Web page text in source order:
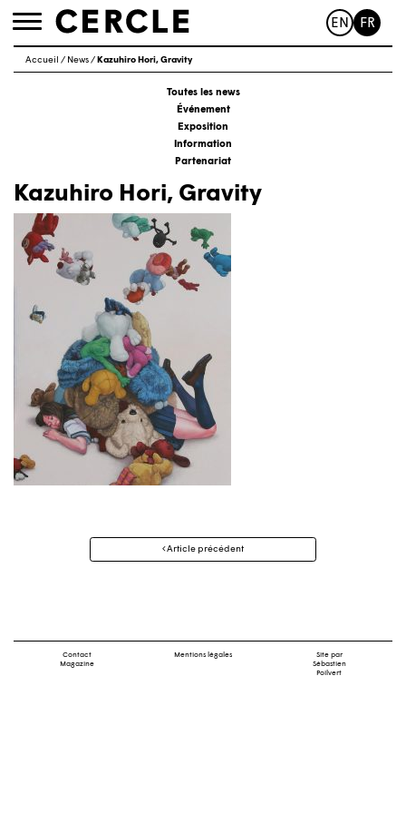
Toggle
EN FR
Accueil / News/ Kazuhiro Hori, Gravity
Toutes les news
Événement
Exposition
Information
Partenariat
Kazuhiro Hori, Gravity
Navigation
Article précédent
Contact
Magazine
Mentions légales
Site par
Sébastien
Poilvert